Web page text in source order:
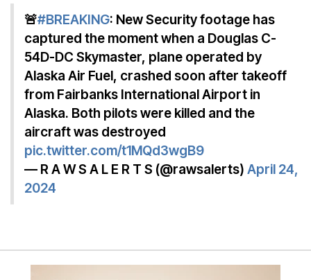
🚨#BREAKING: New Security footage has
captured the moment when a Douglas C-
54D-DC Skymaster, plane operated by
Alaska Air Fuel, crashed soon after takeoff
from Fairbanks International Airport in
Alaska. Both pilots were killed and the
aircraft was destroyed
pic.twitter.com/t1MQd3wgB9
— R A W S A L E R T S (@rawsalerts) April 24,
2024